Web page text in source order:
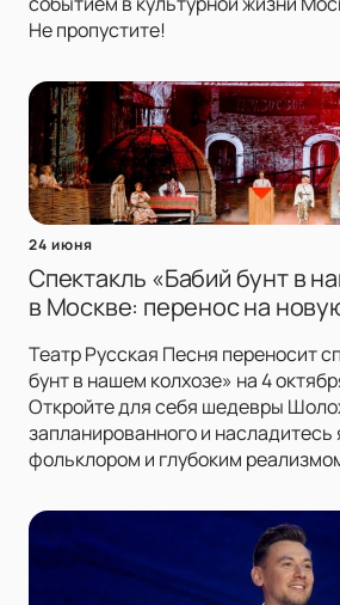
Не пропустите!
24 июня
Спектакль «Бабий бунт в
в Москве: перенос на
Театр Русская Песня переносит
бунт в нашем колхозе» на 4
Откройте для себя шедевры
запланированного и насладитесь
фольклором и глубоким